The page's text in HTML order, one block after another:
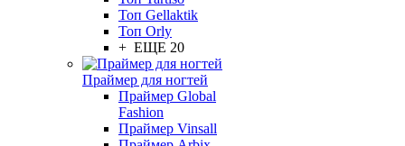
Топ Gellaktik
Топ Orly
+ ЕЩЕ 20
Праймер для ногтей
Праймер Global
Fashion
Праймер Vinsall